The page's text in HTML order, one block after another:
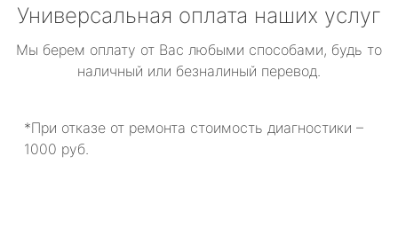
Универсальная оплата наших услуг
Мы берем оплату от Вас любыми способами, будь то
наличный или безналиный перевод.
*При отказе от ремонта стоимость диагностики –
1000 руб.